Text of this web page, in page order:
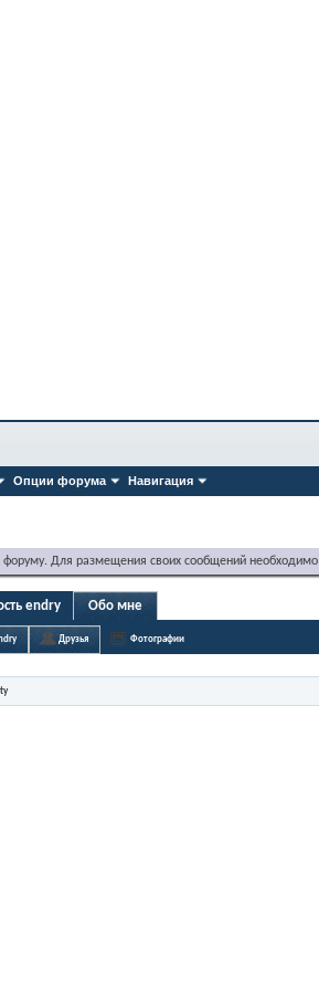
Опции форума Навигация
форуму. Для размещения своих сообщений необходимо
endry Обо мне
Друзья Фотографии